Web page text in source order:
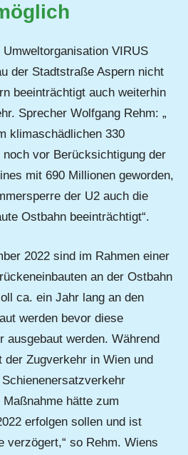
VIRUS
der Stadtstraße Aspern nicht
beeinträchtigt auch weiterhin
Sprecher Wolfgang Rehm: „
klimaschädlichen 330
vor Berücksichtigung der
mit 690 Millionen geworden,
der U2 auch die
Ostbahn beeinträchtigt“.
2022 sind im Rahmen einer
an der Ostbahn
ca. ein Jahr lang an den
werden bevor diese
ausgebaut werden. Während
Zugverkehr in Wien und
hätte zum
erfolgen sollen und ist
verzögert,“ so Rehm. Wiens